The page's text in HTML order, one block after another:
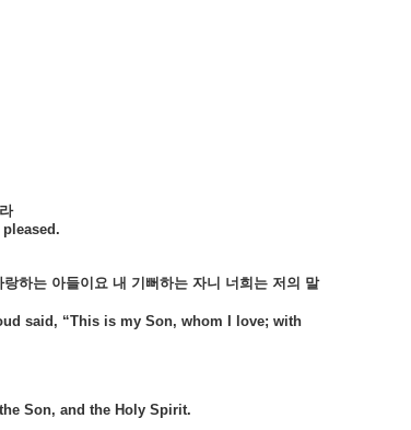
랑하는 아들이요 내 기뻐하는 자니 너희는 저의 말
said, “This is my Son, whom I love; with
Son, and the Holy Spirit.